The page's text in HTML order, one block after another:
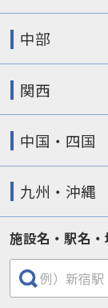
中部
関西
中国・四国
九州・沖縄
施設名・駅名